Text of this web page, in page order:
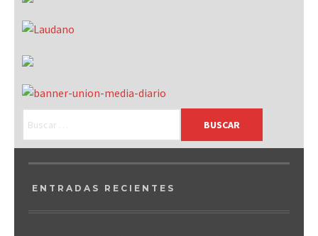
ENTRADAS RECIENTES